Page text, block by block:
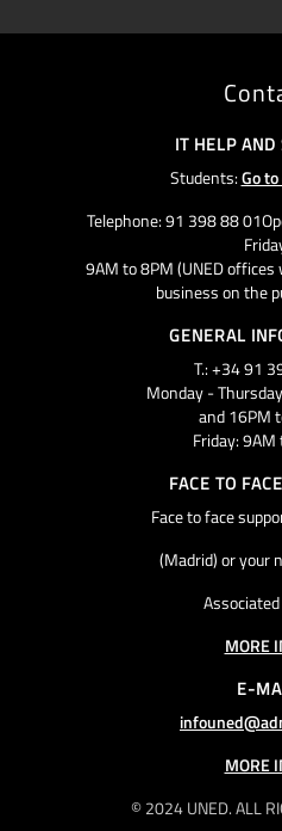
© 2024 UNED. ALL
IT HELP AND
Students:Go
Telephone: 91 398 88
9AM to 8PM (UNED
business on the
GENERAL
T.: +34 91
Monday -
and 16PM
Friday:
FACE TO
Face to face
(Madrid) or your
MORE
E-
MORE